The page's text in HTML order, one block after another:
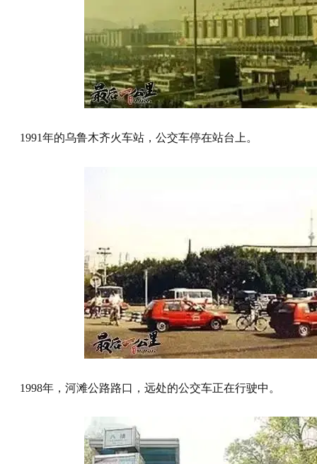
1991年的乌鲁木齐火车站，公交车停在站台上。
1998年，河滩公路路口，远处的公交车正在行驶中。